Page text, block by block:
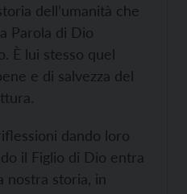
dell’umanità che
Parola di Dio
È lui stesso quel
e di salvezza del
dando loro
il Figlio di Dio entra
nostra storia, in